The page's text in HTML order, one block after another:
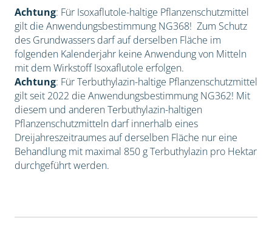
Achtung: Für Isoxaflutole-haltige Pflanzenschutzmittel
gilt die Anwendungsbestimmung NG368! Zum Schutz
des Grundwassers darf auf derselben Fläche im
folgenden Kalenderjahr keine Anwendung von Mitteln
mit dem Wirkstoff Isoxaflutole erfolgen.
Achtung: Für Terbuthylazin-haltige Pflanzenschutzmittel
gilt seit 2022 die Anwendungsbestimmung NG362! Mit
diesem und anderen Terbuthylazin-haltigen
Pflanzenschutzmitteln darf innerhalb eines
Dreijahreszeitraumes auf derselben Fläche nur eine
Behandlung mit maximal 850 g Terbuthylazin pro Hektar
durchgeführt werden.